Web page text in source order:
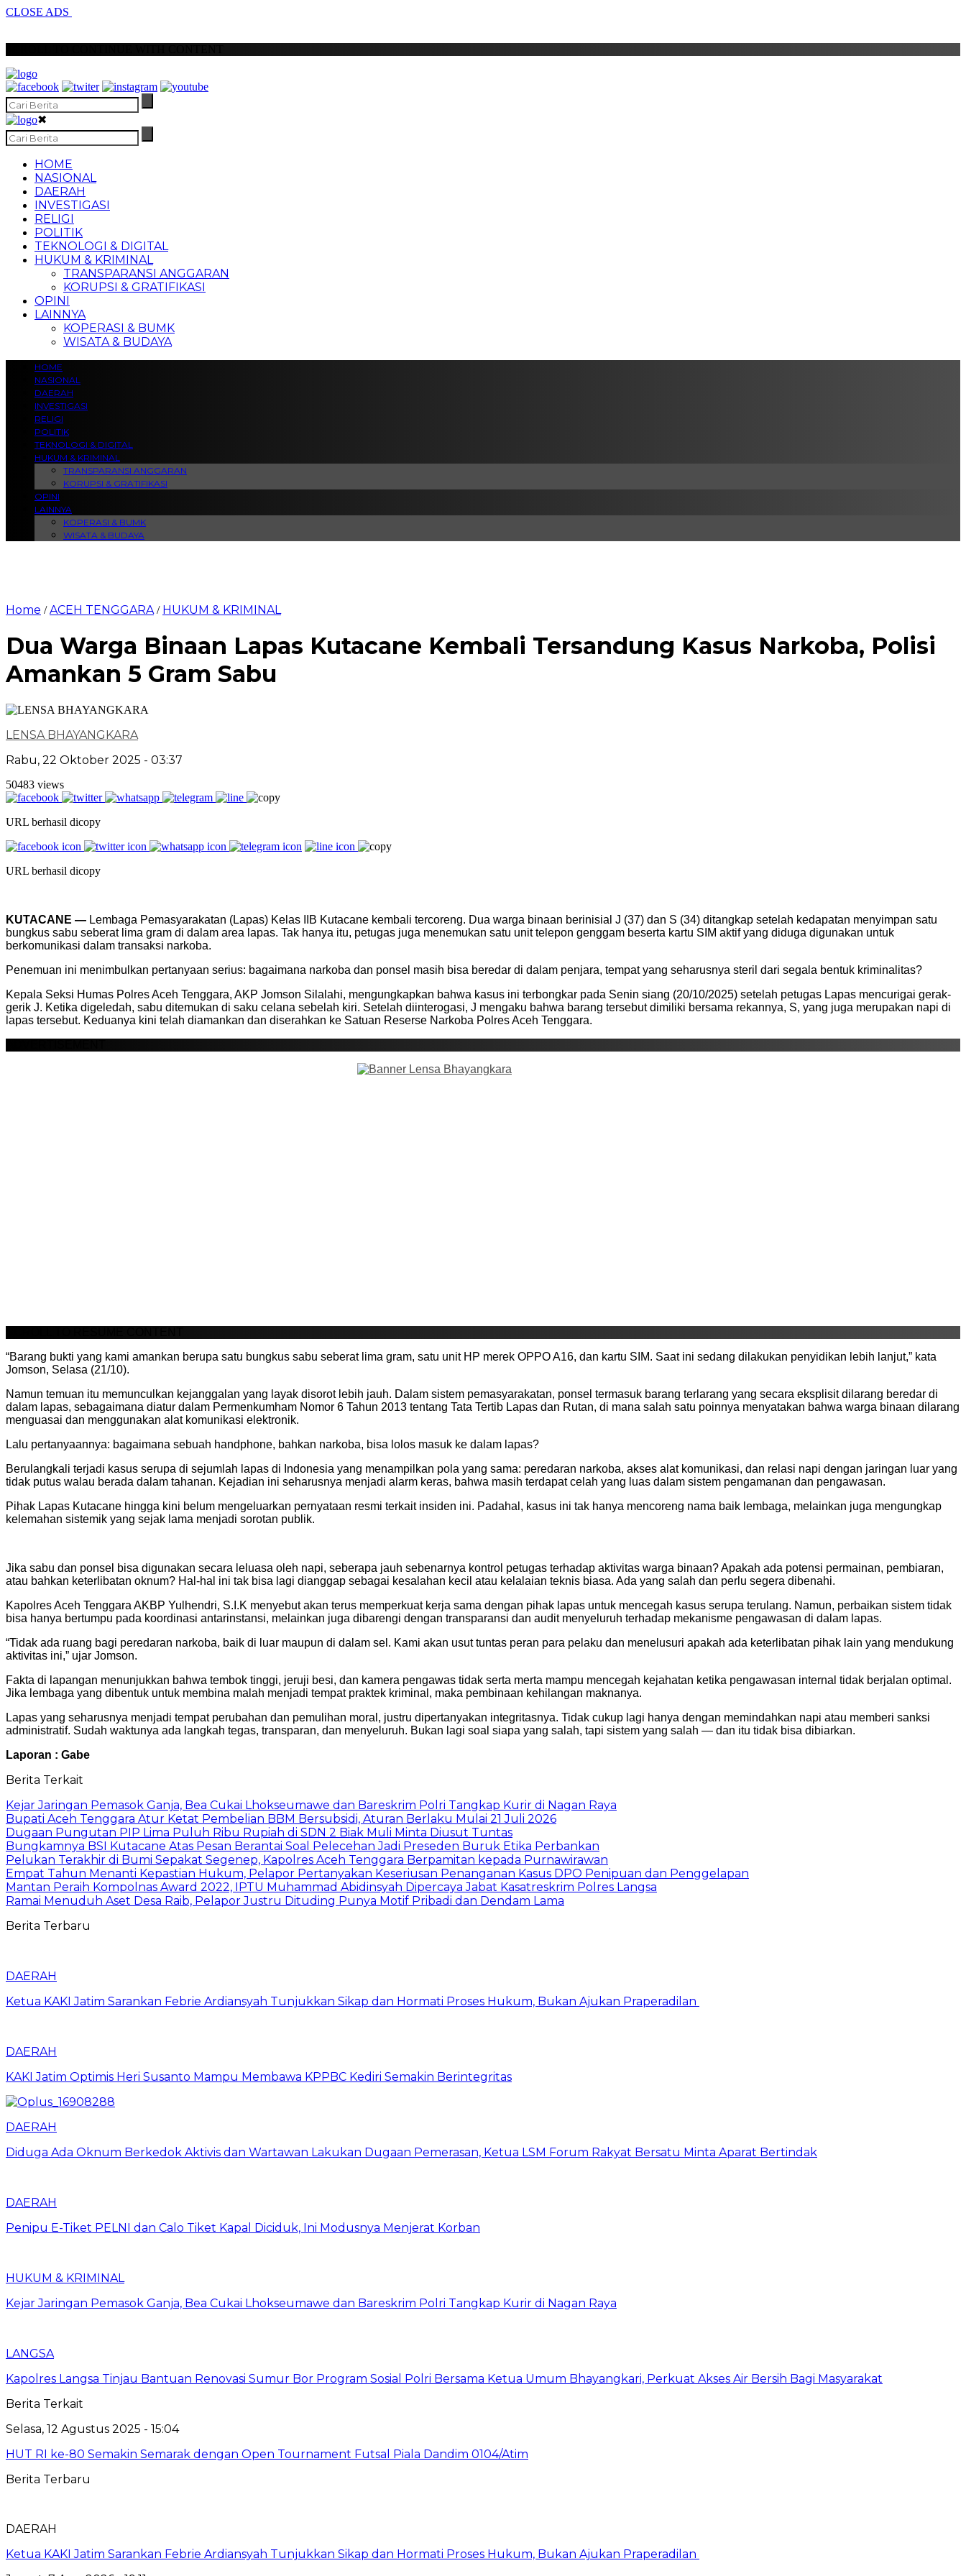
CLOSE ADS
✖
HOME
NASIONAL
DAERAH
INVESTIGASI
RELIGI
POLITIK
TEKNOLOGI & DIGITAL
HUKUM & KRIMINAL
TRANSPARANSI ANGGARAN
KORUPSI & GRATIFIKASI
OPINI
LAINNYA
KOPERASI & BUMK
WISATA & BUDAYA
HOME
NASIONAL
DAERAH
INVESTIGASI
RELIGI
POLITIK
TEKNOLOGI & DIGITAL
HUKUM & KRIMINAL
TRANSPARANSI ANGGARAN
KORUPSI & GRATIFIKASI
OPINI
LAINNYA
KOPERASI & BUMK
WISATA & BUDAYA
Home /ACEH TENGGARA / HUKUM & KRIMINAL
Dua Warga Binaan Lapas Kutacane Kembali Tersandung Kasus Narkoba, Polisi
Amankan 5 Gram Sabu
LENSA BHAYANGKARA
Rabu, 22 Oktober 2025 - 03:37
50483 views
URL berhasil dicopy
URL berhasil dicopy
KUTACANE — Lembaga Pemasyarakatan (Lapas) Kelas IIB Kutacane kembali tercoreng. Dua warga binaan berinisial J (37) dan S (34) ditangkap setelah kedapatan menyimpan satu
bungkus sabu seberat lima gram di dalam area lapas. Tak hanya itu, petugas juga menemukan satu unit telepon genggam beserta kartu SIM aktif yang diduga digunakan untuk
berkomunikasi dalam transaksi narkoba.
Penemuan ini menimbulkan pertanyaan serius: bagaimana narkoba dan ponsel masih bisa beredar di dalam penjara, tempat yang seharusnya steril dari segala bentuk kriminalitas?
Kepala Seksi Humas Polres Aceh Tenggara, AKP Jomson Silalahi, mengungkapkan bahwa kasus ini terbongkar pada Senin siang (20/10/2025) setelah petugas Lapas mencurigai gerak-
gerik J. Ketika digeledah, sabu ditemukan di saku celana sebelah kiri. Setelah diinterogasi, J mengaku bahwa barang tersebut dimiliki bersama rekannya, S, yang juga merupakan napi di
lapas tersebut. Keduanya kini telah diamankan dan diserahkan ke Satuan Reserse Narkoba Polres Aceh Tenggara.
“Barang bukti yang kami amankan berupa satu bungkus sabu seberat lima gram, satu unit HP merek OPPO A16, dan kartu SIM. Saat ini sedang dilakukan penyidikan lebih lanjut,” kata
Jomson, Selasa (21/10).
Namun temuan itu memunculkan kejanggalan yang layak disorot lebih jauh. Dalam sistem pemasyarakatan, ponsel termasuk barang terlarang yang secara eksplisit dilarang beredar di
dalam lapas, sebagaimana diatur dalam Permenkumham Nomor 6 Tahun 2013 tentang Tata Tertib Lapas dan Rutan, di mana salah satu poinnya menyatakan bahwa warga binaan dilarang
menguasai dan menggunakan alat komunikasi elektronik.
Lalu pertanyaannya: bagaimana sebuah handphone, bahkan narkoba, bisa lolos masuk ke dalam lapas?
Berulangkali terjadi kasus serupa di sejumlah lapas di Indonesia yang menampilkan pola yang sama: peredaran narkoba, akses alat komunikasi, dan relasi napi dengan jaringan luar yang
tidak putus walau berada dalam tahanan. Kejadian ini seharusnya menjadi alarm keras, bahwa masih terdapat celah yang luas dalam sistem pengamanan dan pengawasan.
Pihak Lapas Kutacane hingga kini belum mengeluarkan pernyataan resmi terkait insiden ini. Padahal, kasus ini tak hanya mencoreng nama baik lembaga, melainkan juga mengungkap
kelemahan sistemik yang sejak lama menjadi sorotan publik.
Jika sabu dan ponsel bisa digunakan secara leluasa oleh napi, seberapa jauh sebenarnya kontrol petugas terhadap aktivitas warga binaan? Apakah ada potensi permainan, pembiaran,
atau bahkan keterlibatan oknum? Hal-hal ini tak bisa lagi dianggap sebagai kesalahan kecil atau kelalaian teknis biasa. Ada yang salah dan perlu segera dibenahi.
Kapolres Aceh Tenggara AKBP Yulhendri, S.I.K menyebut akan terus memperkuat kerja sama dengan pihak lapas untuk mencegah kasus serupa terulang. Namun, perbaikan sistem tidak
bisa hanya bertumpu pada koordinasi antarinstansi, melainkan juga dibarengi dengan transparansi dan audit menyeluruh terhadap mekanisme pengawasan di dalam lapas.
“Tidak ada ruang bagi peredaran narkoba, baik di luar maupun di dalam sel. Kami akan usut tuntas peran para pelaku dan menelusuri apakah ada keterlibatan pihak lain yang mendukung
aktivitas ini,” ujar Jomson.
Fakta di lapangan menunjukkan bahwa tembok tinggi, jeruji besi, dan kamera pengawas tidak serta merta mampu mencegah kejahatan ketika pengawasan internal tidak berjalan optimal.
Jika lembaga yang dibentuk untuk membina malah menjadi tempat praktek kriminal, maka pembinaan kehilangan maknanya.
Lapas yang seharusnya menjadi tempat perubahan dan pemulihan moral, justru dipertanyakan integritasnya. Tidak cukup lagi hanya dengan memindahkan napi atau memberi sanksi
administratif. Sudah waktunya ada langkah tegas, transparan, dan menyeluruh. Bukan lagi soal siapa yang salah, tapi sistem yang salah — dan itu tidak bisa dibiarkan.
Laporan : Gabe
Berita Terkait
Kejar Jaringan Pemasok Ganja, Bea Cukai Lhokseumawe dan Bareskrim Polri Tangkap Kurir di Nagan Raya
Bupati Aceh Tenggara Atur Ketat Pembelian BBM Bersubsidi, Aturan Berlaku Mulai 21 Juli 2026
Dugaan Pungutan PIP Lima Puluh Ribu Rupiah di SDN 2 Biak Muli Minta Diusut Tuntas
Bungkamnya BSI Kutacane Atas Pesan Berantai Soal Pelecehan Jadi Preseden Buruk Etika Perbankan
Pelukan Terakhir di Bumi Sepakat Segenep, Kapolres Aceh Tenggara Berpamitan kepada Purnawirawan
Empat Tahun Menanti Kepastian Hukum, Pelapor Pertanyakan Keseriusan Penanganan Kasus DPO Penipuan dan Penggelapan
Mantan Peraih Kompolnas Award 2022, IPTU Muhammad Abidinsyah Dipercaya Jabat Kasatreskrim Polres Langsa
Ramai Menuduh Aset Desa Raib, Pelapor Justru Dituding Punya Motif Pribadi dan Dendam Lama
Berita Terbaru
DAERAH
Ketua KAKI Jatim Sarankan Febrie Ardiansyah Tunjukkan Sikap dan Hormati Proses Hukum, Bukan Ajukan Praperadilan
DAERAH
KAKI Jatim Optimis Heri Susanto Mampu Membawa KPPBC Kediri Semakin Berintegritas
DAERAH
Diduga Ada Oknum Berkedok Aktivis dan Wartawan Lakukan Dugaan Pemerasan, Ketua LSM Forum Rakyat Bersatu Minta Aparat Bertindak
DAERAH
Penipu E-Tiket PELNI dan Calo Tiket Kapal Diciduk, Ini Modusnya Menjerat Korban
HUKUM & KRIMINAL
Kejar Jaringan Pemasok Ganja, Bea Cukai Lhokseumawe dan Bareskrim Polri Tangkap Kurir di Nagan Raya
LANGSA
Kapolres Langsa Tinjau Bantuan Renovasi Sumur Bor Program Sosial Polri Bersama Ketua Umum Bhayangkari, Perkuat Akses Air Bersih Bagi Masyarakat
Berita Terkait
Selasa, 12 Agustus 2025 - 15:04
HUT RI ke-80 Semakin Semarak dengan Open Tournament Futsal Piala Dandim 0104/Atim
Berita Terbaru
DAERAH
Ketua KAKI Jatim Sarankan Febrie Ardiansyah Tunjukkan Sikap dan Hormati Proses Hukum, Bukan Ajukan Praperadilan